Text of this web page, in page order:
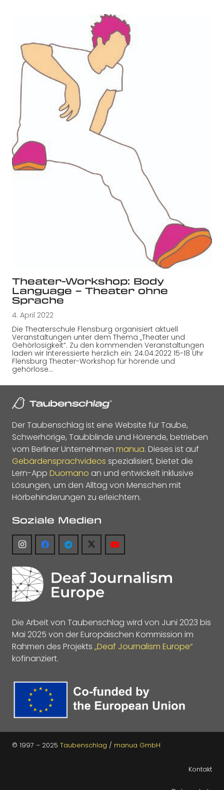
Theater-Workshop: Body
Language – Theater ohne
Sprache
4. April 2022
Die Theaterschule Flensburg organisiert aktuell
Veranstaltungen unter dem Thema „Theater und
Gehörlosigkeit“. Zu den kommenden Veranstaltungen
laden wir Interessierte herzlich ein: 24.04.2022 15-18 Uhr
Flensburg Theater-Workshop für hörende und
gehörlose…
Der Taubenschlag ist eine Website für Taube,
Schwerhörige, Taubblinde und Hörende, betrieben
vom Berliner Unternehmen manua. Dieses ist auf
Gebärdensprachvideos spezialisiert, bietet die
Lern-App Duomano an und entwickelt inklusive
Lösungen, um den Alltag von Menschen mit
Hörbehinderungen zu erleichtern.
Soziale Medien
Die Arbeit von Taubenschlag wird von Juni 2023 bis
Mai 2025 von der Europäischen Kommission im
Rahmen des Projekts „Deaf Journalism Europe“
kofinanziert.
© 1997 – 2025 Taubenschlag / manua GmbH
Kontakt